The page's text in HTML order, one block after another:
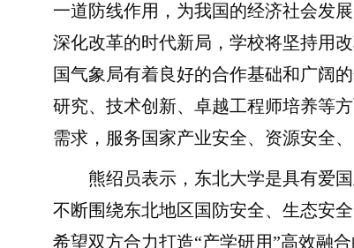
一道防线作用，为我国的经济社会发
深化改革的时代新局，学校将坚持用
国气象局有着良好的合作基础和广阔
研究、技术创新、卓越工程师培养等
需求，服务国家产业安全、资源安全
熊绍员表示，东北大学是具有爱国
不断围绕东北地区国防安全、生态安
希望双方合力打造“产学研用”高效融